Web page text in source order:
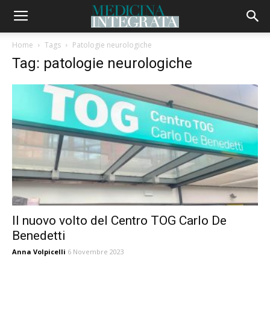
Home Tags Patologie neurologiche
Tag: patologie neurologiche
Il nuovo volto del Centro TOG Carlo De
Benedetti
Anna Volpicelli 6 Novembre 2023